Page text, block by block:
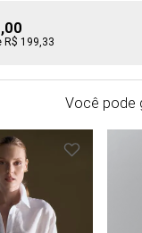
R$ 199,33
Você pode